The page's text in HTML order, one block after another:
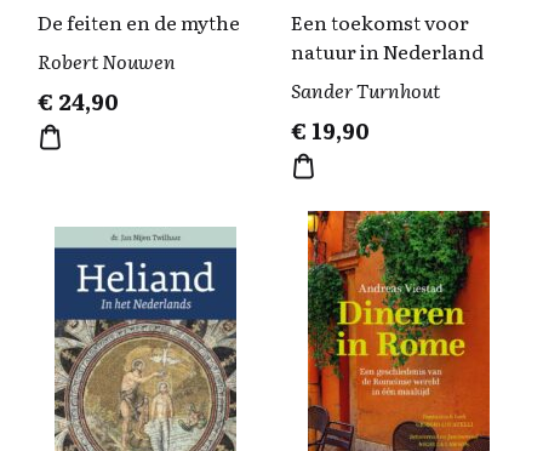
De feiten en de mythe
Robert Nouwen
€ 24,90
Een toekomst voor
natuur in Nederland
Sander Turnhout
€ 19,90